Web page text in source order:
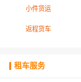
小件货运
返程货车
租车服务